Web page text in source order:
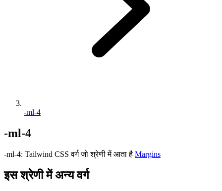
-ml-4
-ml-4
-ml-4: Tailwind CSS वर्ग जो श्रेणी में आता है Margins
इस श्रेणी में अन्य वर्ग